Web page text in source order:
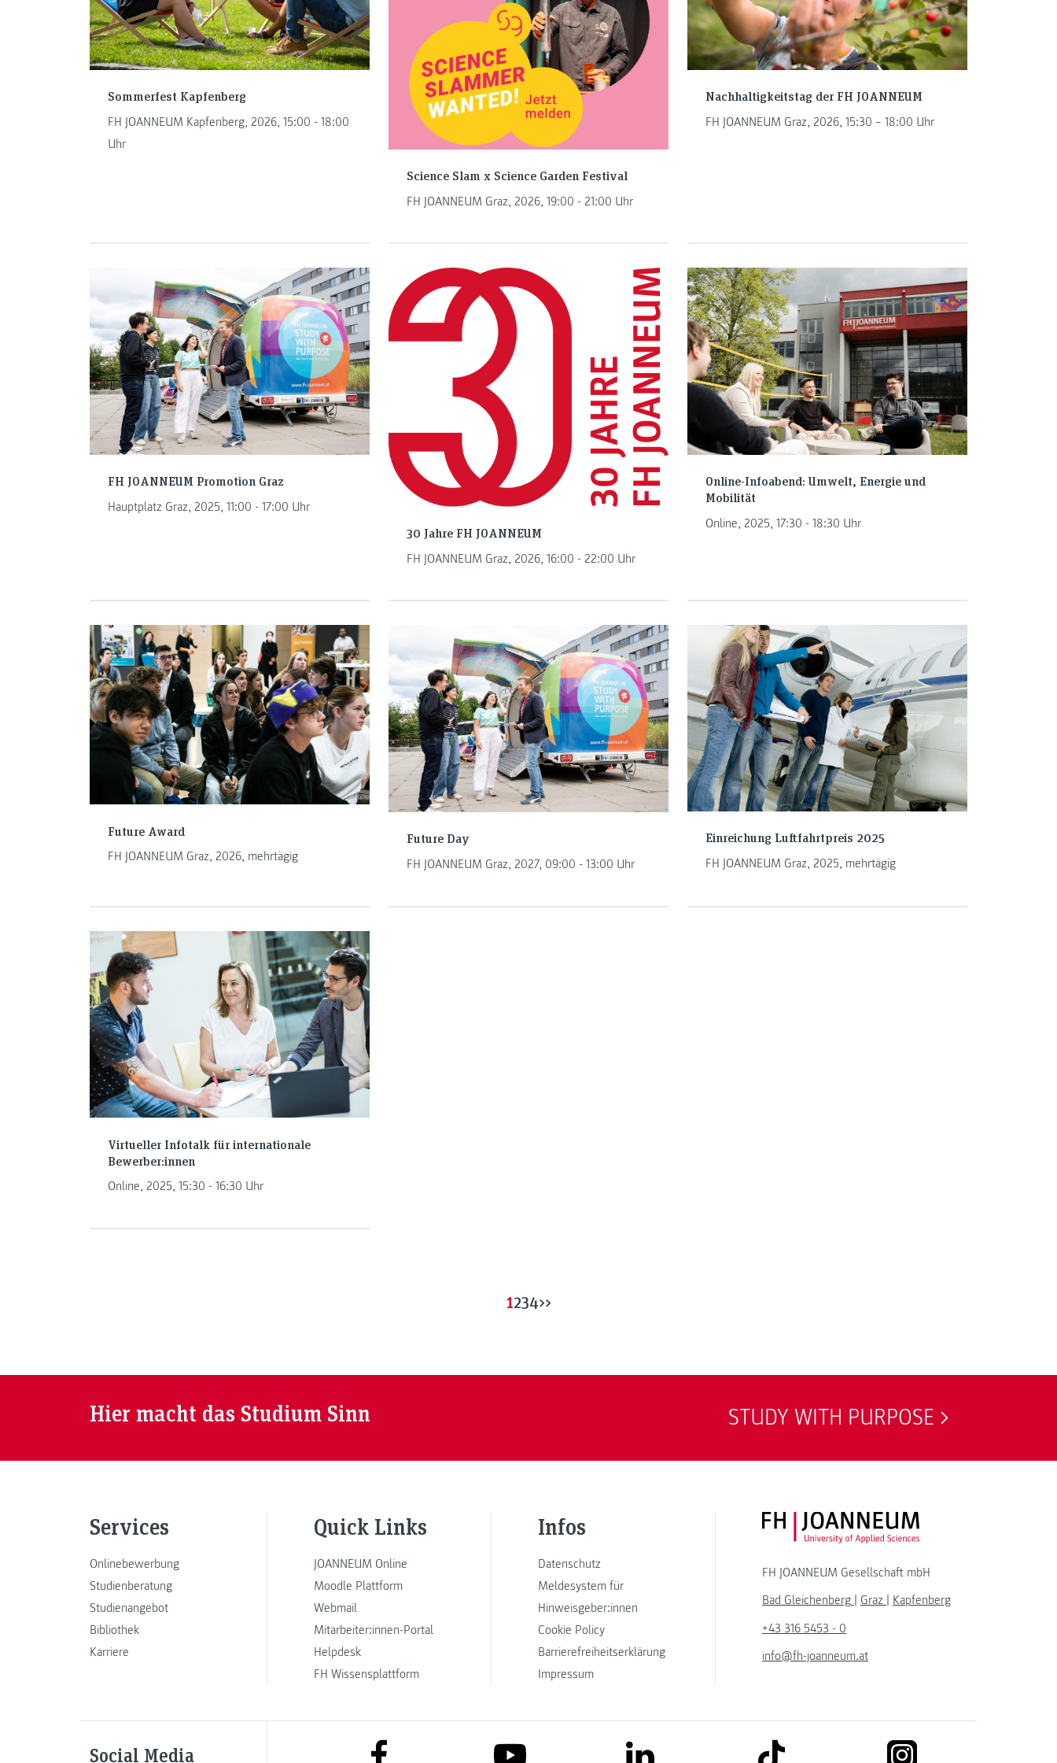
Sommerfest Kapfenberg
FH JOANNEUM Kapfenberg, 2026, 15:00 - 18:00
Uhr
Science Slam x Science Garden Festival
FH JOANNEUM Graz, 2026, 19:00 - 21:00 Uhr
Nachhaltigkeitstag der FH JOANNEUM
FH JOANNEUM Graz, 2026, 15:30 – 18:00 Uhr
FH JOANNEUM Promotion Graz
Hauptplatz Graz, 2025, 11:00 - 17:00 Uhr
30 Jahre FH JOANNEUM
FH JOANNEUM Graz, 2026, 16:00 - 22:00 Uhr
Online-Infoabend: Umwelt, Energie und
Mobilität
Online, 2025, 17:30 - 18:30 Uhr
Future Award
FH JOANNEUM Graz, 2026, mehrtägig
Future Day
FH JOANNEUM Graz, 2027, 09:00 - 13:00 Uhr
Einreichung Luftfahrtpreis 2025
FH JOANNEUM Graz, 2025, mehrtägig
Virtueller Infotalk für internationale
Bewerber:innen
Online, 2025, 15:30 - 16:30 Uhr
1234>>
Hier macht das Studium Sinn STUDY WITH PURPOSE
Services
Onlinebewerbung
Studienberatung
Studienangebot
Bibliothek
Karriere
Quick Links
JOANNEUM Online
Moodle Plattform
Webmail
Mitarbeiter:innen-Portal
Helpdesk
FH Wissensplattform
Infos
Datenschutz
Meldesystem für
Hinweisgeber:innen
Cookie Policy
Barrierefreiheitserklärung
Impressum
FH JOANNEUM Logo
FH JOANNEUM Gesellschaft mbH
Bad Gleichenberg
Graz
Kapfenberg
+43 316 5453 - 0
info@fh-joanneum.at
Social Media link to facebook link to youtube link to linkedin link to tiktok link to instagram